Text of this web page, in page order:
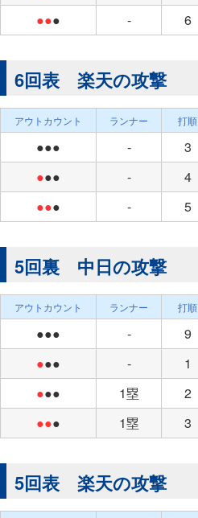
●●● - 6
6回表 楽天の攻撃
アウトカウント ランナー 打順
●●● - 3
●●● - 4
●●● - 5
5回裏 中日の攻撃
アウトカウント ランナー 打順
●●● - 9
●●● - 1
●●● 1塁 2
●●● 1塁 3
5回表 楽天の攻撃